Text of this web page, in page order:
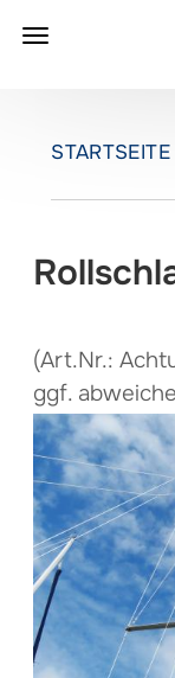
STARTSEITE
(Art.Nr.:
ggf.